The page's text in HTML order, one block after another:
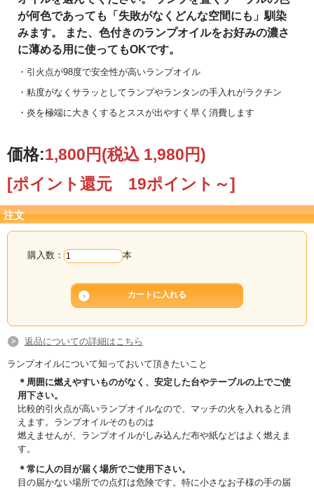
が何色であっても「失敗がなくどんな空間にも」馴染
みます。 また、色付きのランプオイルをお好みの濃さ
に薄める用に使ってもOKです。
・引火点が98度で安全性が高いランプオイル
・粘度がなくサラッとしてランプやランタンの手入れがラクチン
・炎を極端に大きくするとススが出やすく早く消費します
価格:1,800円(税込 1,980円)
[ポイント還元 19ポイント～]
注文
購入数： 本
返品についての詳細はこちら
ランプオイルについて知っておいて頂きたいこと
＊周囲に燃えやすいものがなく、安定した台やテーブルの上でご使
用下さい。
比較的引火点が高いランプオイルなので、マッチの火を入れると消
えます。ランプオイルそのものは
燃えませんが、ランプオイルがしみ込んだ布や紙などはよく燃えま
す。
＊常に人の目が届く場所でご使用下さい。
目の届かない場所での点灯は危険です。特に小さなお子様の手の届